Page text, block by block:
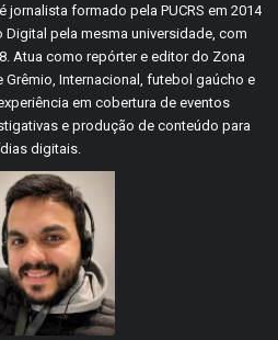
jornalista formado pela PUCRS em 2014
pela mesma universidade, com
Atua como repórter e editor do Zona
Internacional, futebol gaúcho e
em cobertura de eventos
e produção de conteúdo para
digitais.